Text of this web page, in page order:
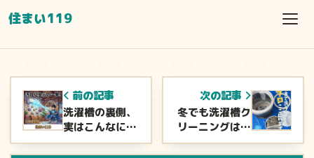
住まい119
前の記事
洗濯槽の裏側、
実はこんなに汚
れています
次の記事
冬でも洗濯槽ク
リーニングは必
要？